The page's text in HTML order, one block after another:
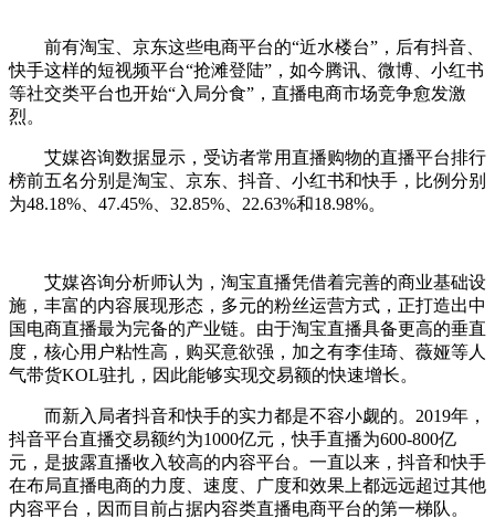
前有淘宝、京东这些电商平台的“近水楼台”，后有抖音、
快手这样的短视频平台“抢滩登陆”，如今腾讯、微博、小红书
等社交类平台也开始“入局分食”，直播电商市场竞争愈发激
烈。
艾媒咨询数据显示，受访者常用直播购物的直播平台排行
榜前五名分别是淘宝、京东、抖音、小红书和快手，比例分别
为48.18%、47.45%、32.85%、22.63%和18.98%。
艾媒咨询分析师认为，淘宝直播凭借着完善的商业基础设
施，丰富的内容展现形态，多元的粉丝运营方式，正打造出中
国电商直播最为完备的产业链。由于淘宝直播具备更高的垂直
度，核心用户粘性高，购买意欲强，加之有李佳琦、薇娅等人
气带货KOL驻扎，因此能够实现交易额的快速增长。
而新入局者抖音和快手的实力都是不容小觑的。2019年，
抖音平台直播交易额约为1000亿元，快手直播为600-800亿
元，是披露直播收入较高的内容平台。一直以来，抖音和快手
在布局直播电商的力度、速度、广度和效果上都远远超过其他
内容平台，因而目前占据内容类直播电商平台的第一梯队。